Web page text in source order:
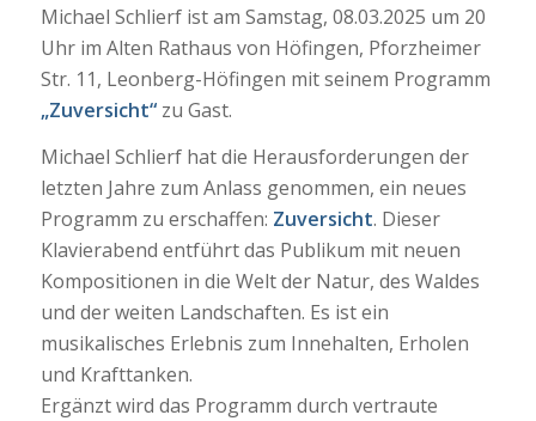
Michael Schlierf ist am Samstag, 08.03.2025 um 20
Uhr im Alten Rathaus von Höfingen, Pforzheimer
Str. 11, Leonberg-Höfingen mit seinem Programm
„Zuversicht“ zu Gast.
Michael Schlierf hat die Herausforderungen der
letzten Jahre zum Anlass genommen, ein neues
Programm zu erschaffen: Zuversicht. Dieser
Klavierabend entführt das Publikum mit neuen
Kompositionen in die Welt der Natur, des Waldes
und der weiten Landschaften. Es ist ein
musikalisches Erlebnis zum Innehalten, Erholen
und Krafttanken.
Ergänzt wird das Programm durch vertraute